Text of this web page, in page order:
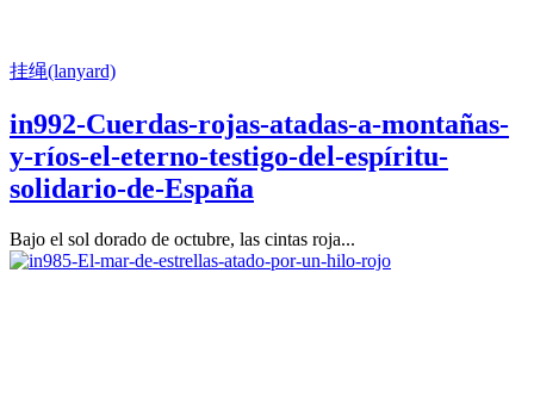
挂绳(lanyard)
in992-Cuerdas-rojas-atadas-a-montañas-
y-ríos-el-eterno-testigo-del-espíritu-
solidario-de-España
Bajo el sol dorado de octubre, las cintas roja...